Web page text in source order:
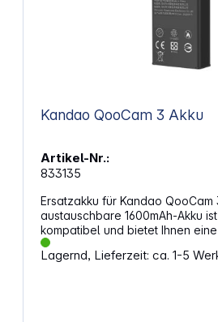
Kandao QooCam 3 Akku
Artikel-Nr.:
833135
Ersatzakku für Kandao QooCam
austauschbare 1600mAh-Akku
kompatibel und bietet Ihnen
Energieversorgung. Nehmen Sie
einzigen Ladung auf und
Lagernd, Lieferzeit: ca. 1-5